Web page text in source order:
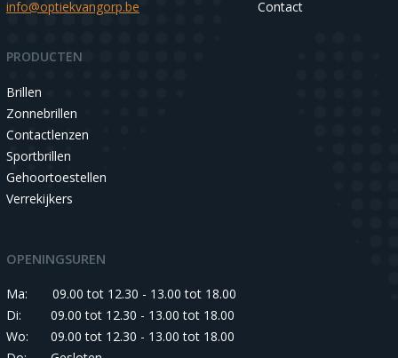
info@optiekvangorp.be
Contact
PRODUCTEN
Brillen
Zonnebrillen
Contactlenzen
Sportbrillen
Gehoortoestellen
Verrekijkers
OPENINGSUREN
Ma:
09.00 tot 12.30 - 13.00 tot 18.00
Di:
09.00 tot 12.30 - 13.00 tot 18.00
Wo:
09.00 tot 12.30 - 13.00 tot 18.00